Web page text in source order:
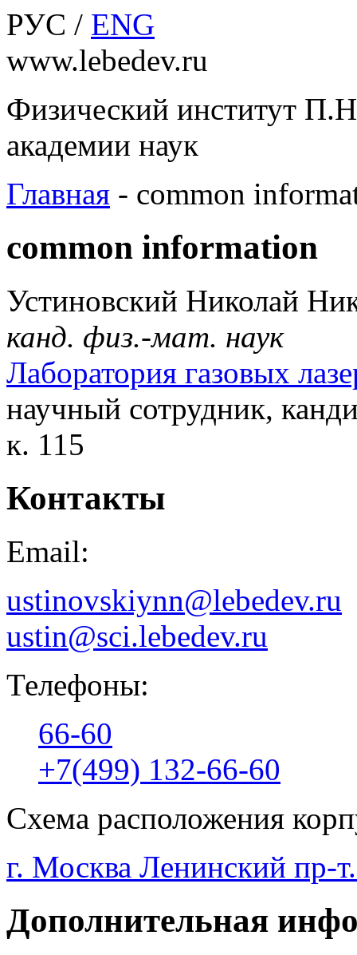
РУС / ENG
www.lebedev.ru
Физический институт
академии наук
Главная - common
common information
Устиновский Николай
канд. физ.-мат. наук
Лаборатория газовых
научный сотрудник,
к. 115
Контакты
Email:
ustinovskiynn@lebedev.ru
ustin@sci.lebedev.ru
Телефоны:
66-60
+7(499) 132-66-60
Схема расположения
г. Москва Ленинский пр-
Дополнительная